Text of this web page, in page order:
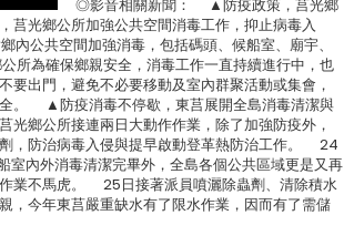
◎影音相關新聞： ▲防疫政策，莒光鄉
光鄉公所加強公共空間消毒工作，抑止病毒入
公共空間加強消毒，包括碼頭、候船室、廟宇、
所為確保鄉親安全，消毒工作一直持續進行中，也
出門，避免不必要移動及室內群聚活動或集會，
全。 ▲防疫消毒不停歇，東莒展開全島消毒清潔與
鄉公所接連兩日大動作作業，除了加強防疫外，
，防治病毒入侵與提早啟動登革熱防治工作。 24
內外消毒清潔完畢外，全島各個公共區域更是又再
業不馬虎。 25日接著派員噴灑除蟲劑、清除積水
，今年東莒嚴重缺水有了限水作業，因而有了需儲